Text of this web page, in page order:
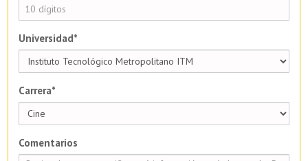
Universidad*
Carrera*
Comentarios